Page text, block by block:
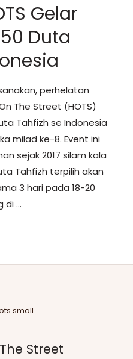
Gelar
Duta
perhelatan
The Street (HOTS)
Tahfizh se Indonesia
milad ke-8. Event ini
sejak 2017 silam kala
Tahfizh terpilih akan
3 hari pada 18-20
di …
Street